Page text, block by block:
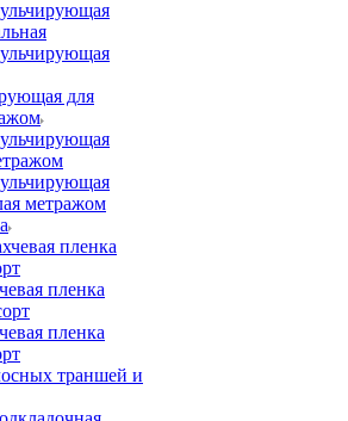
для
метражом
пленка
пленка
пленка
траншей и